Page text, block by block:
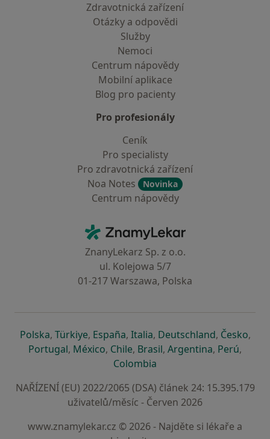
Zdravotnická zařízení
Otázky a odpovědi
Služby
Nemoci
Centrum nápovědy
Mobilní aplikace
Blog pro pacienty
Pro profesionály
Ceník
Pro specialisty
Pro zdravotnická zařízení
Noa Notes
Novinka
Centrum nápovědy
ZnamyLekar - Hlavní stránka
ZnanyLekarz Sp. z o.o.
ul. Kolejowa 5/7
01-217 Warszawa, Polska
Polskase otevře v nové záložce
, Türkiyese otevře v nové záložce
, Españase otevře v nové záložce
, Italiase otevře v nové záložce
, Deutschlandse otevře v
, Českose
,
Portugalse otevře v nové záložce
, Méxicose otevře v nové záložce
, Chilese otevře v nové záložce
, Brasilse otevře v nové
, Argentinase otevře v
, Perúse
,
Colombia
NAŘÍZENÍ (EU) 2022/2065 (DSA) článek 24: 15.395.179
uživatelů/měsíc - Červen 2026
www.znamylekar.cz © 2026 - Najděte si lékaře a